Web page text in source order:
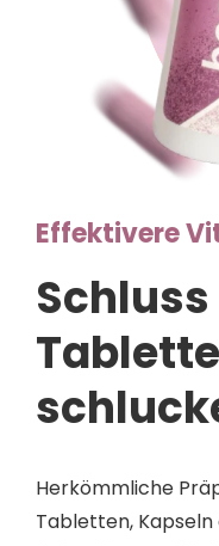
Effektivere
Herkömmliche
Tabletten,